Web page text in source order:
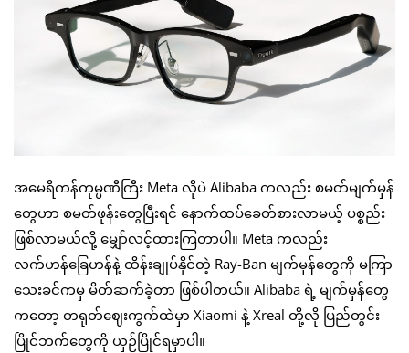
အမေရိကန်ကုမ္ပဏီကြီး Meta လိုပဲ Alibaba ကလည်း စမတ်မျက်မှန်
တွေဟာ စမတ်ဖုန်းတွေပြီးရင် နောက်ထပ်ခေတ်စားလာမယ့် ပစ္စည်း
ဖြစ်လာမယ်လို့ မျှော်လင့်ထားကြတာပါ။ Meta ကလည်း
လက်ဟန်ခြေဟန်နဲ့ ထိန်းချုပ်နိုင်တဲ့ Ray-Ban မျက်မှန်တွေကို မကြာ
သေးခင်ကမှ မိတ်ဆက်ခဲ့တာ ဖြစ်ပါတယ်။ Alibaba ရဲ့ မျက်မှန်တွေ
ကတော့ တရုတ်ဈေးကွက်ထဲမှာ Xiaomi နဲ့ Xreal တို့လို ပြည်တွင်း
ပြိုင်ဘက်တွေကို ယှဉ်ပြိုင်ရမှာပါ။